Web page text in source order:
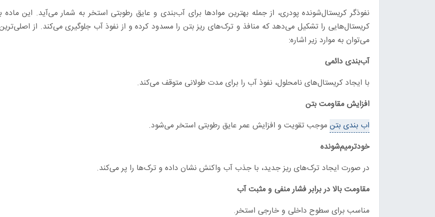
نفوذگر کریستال‌شونده پودری، از جمله بهترین موادها برای آب‌بندی و عایق‌ رطوبتی استخر به شمار می‌آید. این
کریستال‌هایی را تشکیل می‌دهد که منافذ و ترک‌های ریز بتن را مسدود کرده و از نفوذ آب جلوگیری می‌کند. از
می‌توان به موارد زیر اشاره:
آب‌بندی دائمی
با ایجاد کریستال‌های نامحلول، نفوذ آب را برای مدت طولانی متوقف می‌کند.
افزایش مقاومت بتن
اب بندی بتنموجب تقویت و افزایش عمر عایق رطوبتی استخر می‌شود.
خودترمیم‌شونده
در صورت ایجاد ترک‌های ریز جدید، با جذب آب واکنش نشان داده و ترک‌ها را پر می‌کند.
مقاومت بالا در برابر فشار منفی و مثبت آب
مناسب برای سطوح داخلی و خارجی استخر.